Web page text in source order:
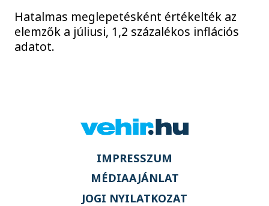
Hatalmas meglepetésként értékelték az
elemzők a júliusi, 1,2 százalékos inflációs
adatot.
IMPRESSZUM
MÉDIAAJÁNLAT
JOGI NYILATKOZAT